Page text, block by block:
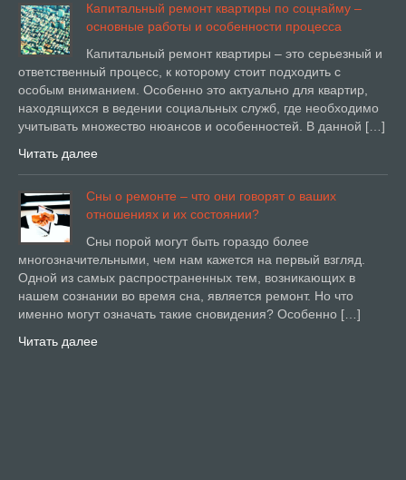
Капитальный ремонт квартиры по соцнайму –
основные работы и особенности процесса
Капитальный ремонт квартиры – это серьезный и
ответственный процесс, к которому стоит подходить с
особым вниманием. Особенно это актуально для квартир,
находящихся в ведении социальных служб, где необходимо
учитывать множество нюансов и особенностей. В данной […]
Читать далее
Сны о ремонте – что они говорят о ваших
отношениях и их состоянии?
Сны порой могут быть гораздо более
многозначительными, чем нам кажется на первый взгляд.
Одной из самых распространенных тем, возникающих в
нашем сознании во время сна, является ремонт. Но что
именно могут означать такие сновидения? Особенно […]
Читать далее